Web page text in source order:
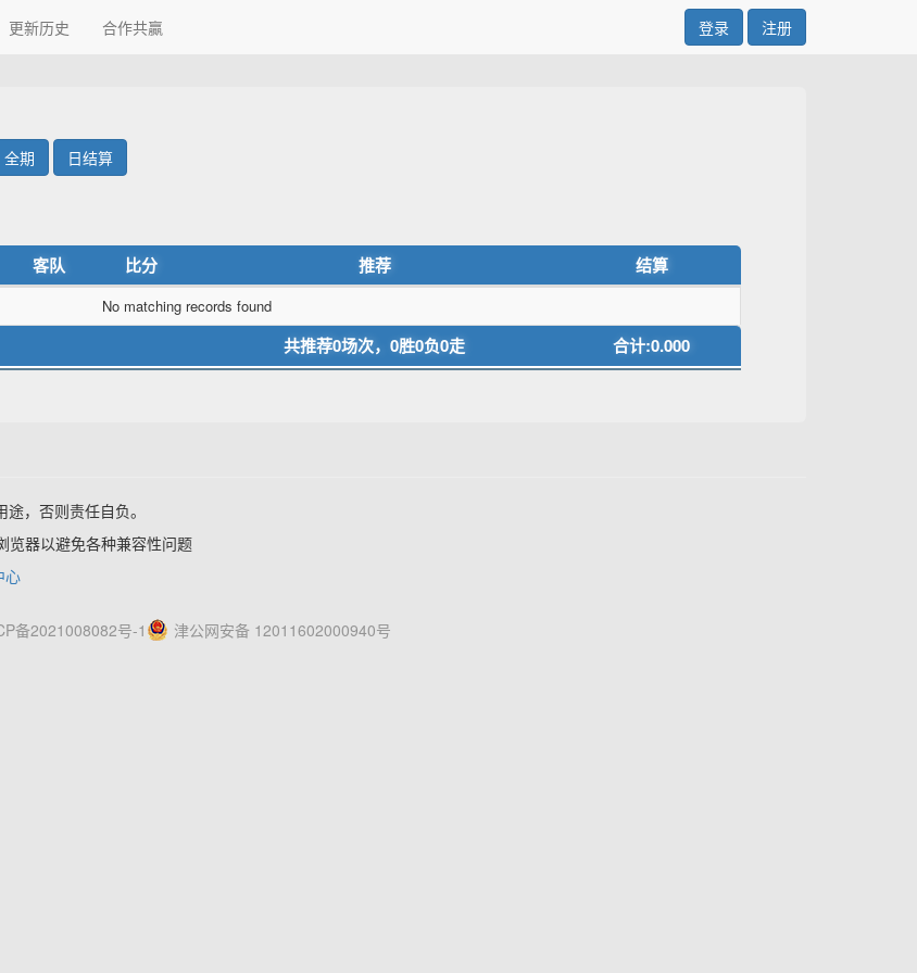
更新历史 合作共贏 登录 注册
全期 日结算
客队 比分 推荐 结算
No matching records found
共推荐0场次，0胜0负0走 合计:0.000
，否则责任自负。
览器以避免各种兼容性问题
心
津公网安备 12011602000940号
备2021008082号-1